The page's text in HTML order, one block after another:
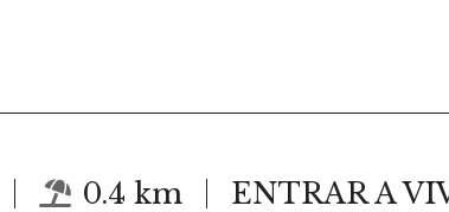
0.4 km ENTRAR A